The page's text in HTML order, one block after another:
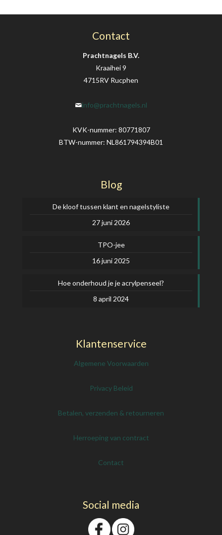
Contact
Prachtnagels B.V.
Kraaihei 9
4715RV Rucphen
info@prachtnagels.nl
KVK-nummer: 80771807
BTW-nummer: NL861794394B01
Blog
De kloof tussen klant en nagelstyliste
27 juni 2026
TPO-jee
16 juni 2025
Hoe onderhoud je je acrylpenseel?
8 april 2024
Klantenservice
Algemene Voorwaarden
Privacy Beleid
Betalen, verzenden & retourneren
Herroeping van contract
Contact
Social media